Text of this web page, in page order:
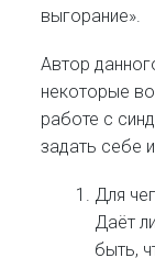
выгорание».
Автор
некоторые
работе с
задать себе
Для
Даёт
быть,